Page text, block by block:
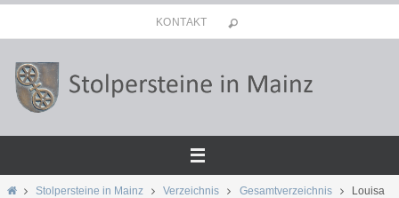
Inhalt
springen
KONTAKT
StartStolpersteine in Mainz Verzeichnis Gesamtverzeichnis
Louisa